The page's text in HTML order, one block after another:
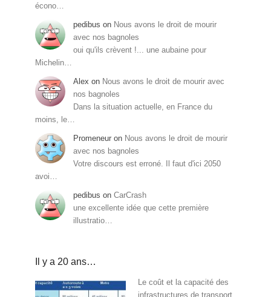
écono…
pedibus on Nous avons le droit de mourir
avec nos bagnoles
oui qu'ils crèvent !... une aubaine pour
Michelin…
Alex on Nous avons le droit de mourir avec
nos bagnoles
Dans la situation actuelle, en France du
moins, le…
Promeneur on Nous avons le droit de mourir
avec nos bagnoles
Votre discours est erroné. Il faut d'ici 2050
avoi…
pedibus on CarCrash
une excellente idée que cette première
illustratio…
Il y a 20 ans…
Le coût et la capacité des
infrastructures de transport